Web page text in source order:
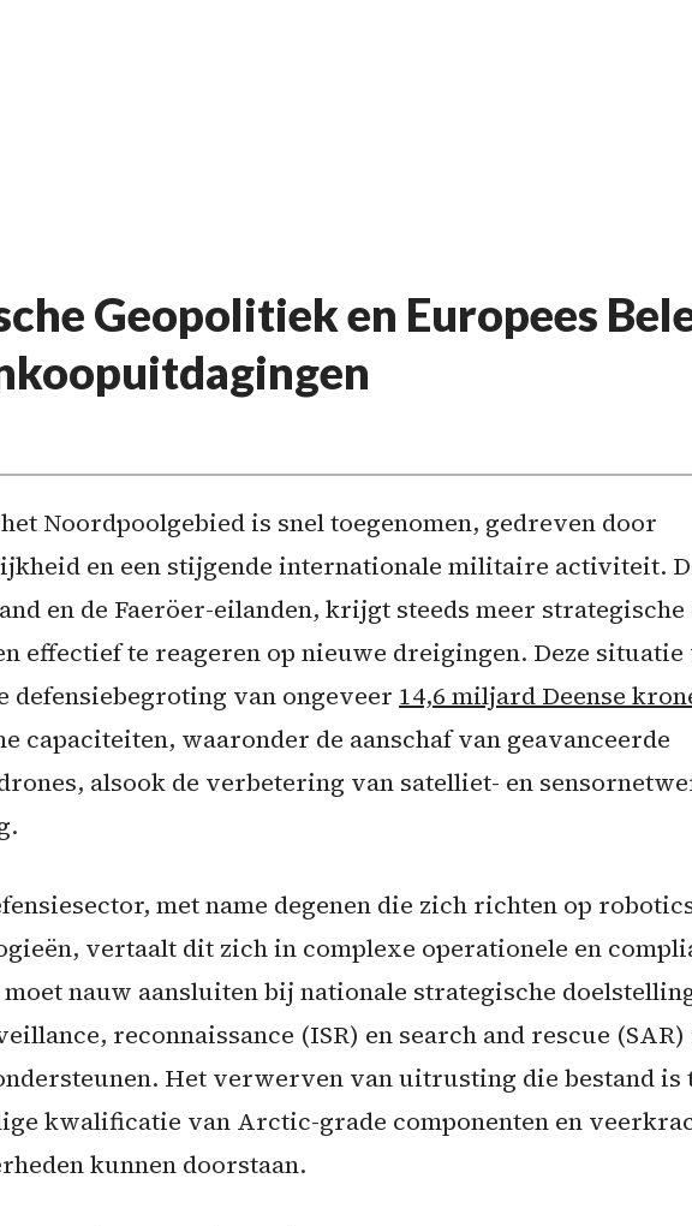
Geopolitiek en Europees
Noordpoolgebied is snel toegenomen, gedreven door
en een stijgende internationale militaire activiteit.
en de Faeröer-eilanden, krijgt steeds meer strategische
effectief te reageren op nieuwe dreigingen. Deze
van ongeveer 14,6 miljard Deense
capaciteiten, waaronder de aanschaf van geavanceerde
alsook de verbetering van satelliet- en
met name degenen die zich richten op
vertaalt dit zich in complexe operationele en
nauw aansluiten bij nationale strategische
reconnaissance (ISR) en search and rescue
Het verwerven van uitrusting die bestand is
kwalificatie van Arctic-grade componenten en
kunnen doorstaan.